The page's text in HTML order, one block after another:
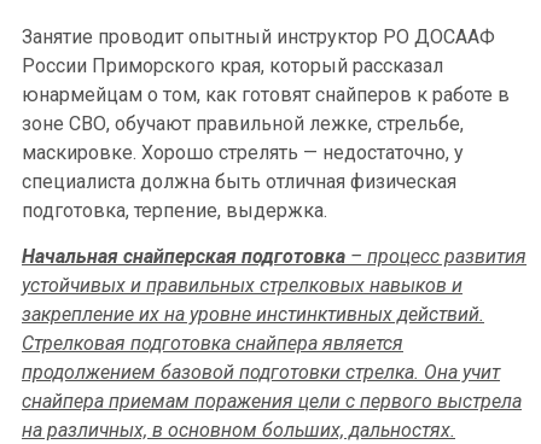
Занятие проводит опытный инструктор РО ДОСААФ
России Приморского края, который рассказал
юнармейцам о том, как готовят снайперов к работе в
зоне СВО, обучают правильной лежке, стрельбе,
маскировке. Хорошо стрелять — недостаточно, у
специалиста должна быть отличная физическая
подготовка, терпение, выдержка.
Начальная снайперская подготовка – процесс развития
устойчивых и правильных стрелковых навыков и
закрепление их на уровне инстинктивных действий.
Стрелковая подготовка снайпера является
продолжением базовой подготовки стрелка. Она учит
снайпера приемам поражения цели с первого выстрела
на различных, в основном больших, дальностях.